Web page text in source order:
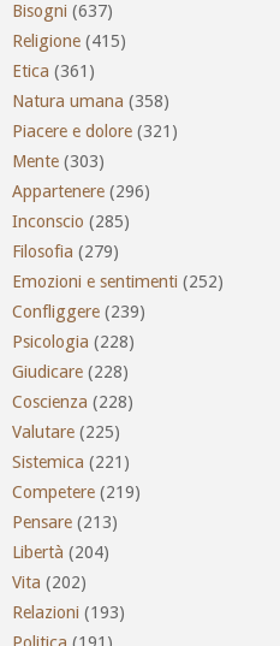
Bisogni (637)
Religione (415)
Etica (361)
Natura umana (358)
Piacere e dolore (321)
Mente (303)
Appartenere (296)
Inconscio (285)
Filosofia (279)
Emozioni e sentimenti (252)
Confliggere (239)
Psicologia (228)
Giudicare (228)
Coscienza (228)
Valutare (225)
Sistemica (221)
Competere (219)
Pensare (213)
Libertà (204)
Vita (202)
Relazioni (193)